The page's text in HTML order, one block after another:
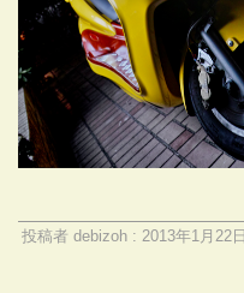
投稿者 debizoh : 2013年1月22